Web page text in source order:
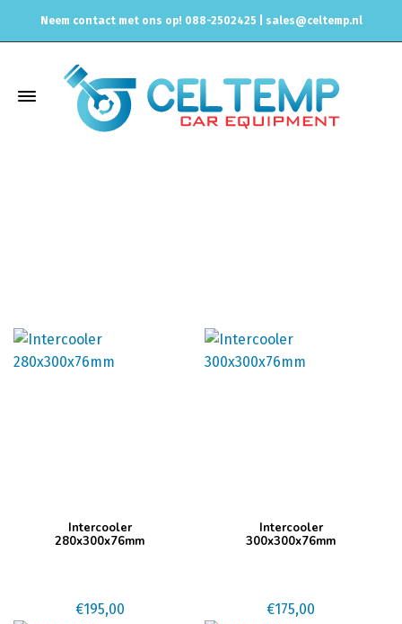
Neem contact met ons op! 088-2502425 | sales@celtemp.nl
Intercooler
280x300x76mm
€195,00
Intercooler
300x300x76mm
€175,00